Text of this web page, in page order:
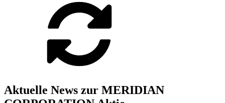
Aktuelle News zur MERIDIAN